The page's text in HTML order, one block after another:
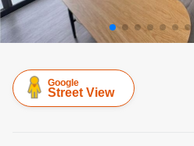
Google
Street View